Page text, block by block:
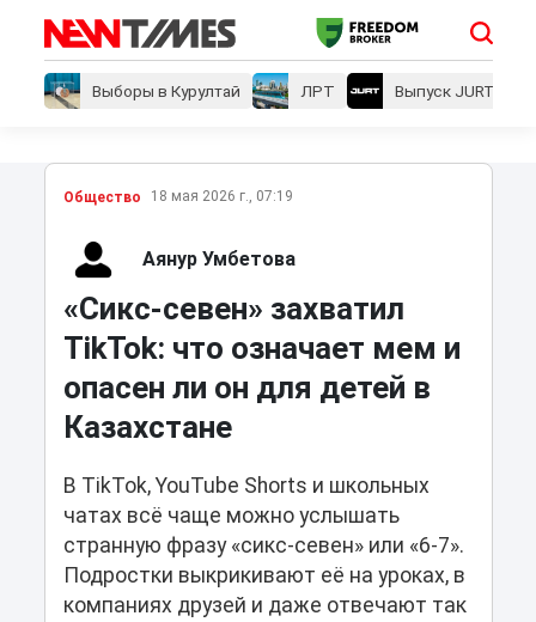
Выборы в Курултай ЛРТ Выпуск JURT
Общество 18 мая 2026 г., 07:19
Аянур Умбетова
«Сикс-севен» захватил
TikTok: что означает мем и
опасен ли он для детей в
Казахстане
В TikTok, YouTube Shorts и школьных
чатах всё чаще можно услышать
странную фразу «сикс-севен» или «6-7».
Подростки выкрикивают её на уроках, в
компаниях друзей и даже отвечают так